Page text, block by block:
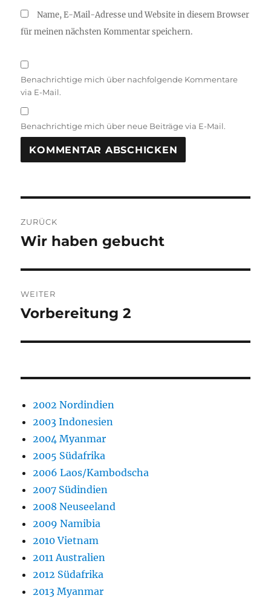
Name, E-Mail-Adresse und Website in diesem Browser
für meinen nächsten Kommentar speichern.
Benachrichtige mich über nachfolgende Kommentare
via E-Mail.
Benachrichtige mich über neue Beiträge via E-Mail.
ZURÜCK
Vorheriger
Wir haben gebucht
WEITER
Nächster
Vorbereitung 2
2002 Nordindien
2003 Indonesien
2004 Myanmar
2005 Südafrika
2006 Laos/Kambodscha
2007 Südindien
2008 Neuseeland
2009 Namibia
2010 Vietnam
2011 Australien
2012 Südafrika
2013 Myanmar